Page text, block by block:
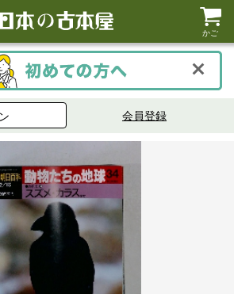
かご
会員登録